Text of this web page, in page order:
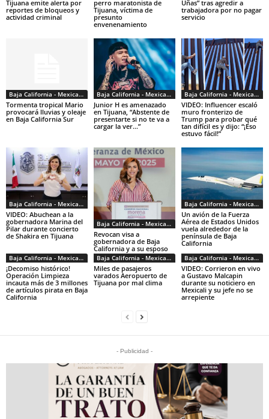
Tijuana emite alerta por
reportes de bloqueos y
actividad criminal
perro maratonista de
Tijuana, víctima de
presunto
envenenamiento
Uñas” tras agredir a
trabajadora por no pagar
servicio
Baja California - Mexicali - Tijuana
Tormenta tropical Mario
provocará lluvias y oleaje
en Baja California Sur
Baja California - Mexicali - Tijuana
Junior H es amenazado
en Tijuana, “Abstente de
presentarte si no te va a
cargar la ver…”
Baja California - Mexicali - Tijuana
VIDEO: Influencer escaló
muro fronterizo de
Trump para probar qué
tan difícil es y dijo: “¡Eso
estuvo fácil!”
Baja California - Mexicali - Tijuana
VIDEO: Abuchean a la
gobernadora Marina del
Pilar durante concierto
de Shakira en Tijuana
Baja California - Mexicali - Tijuana
Revocan visa a
gobernadora de Baja
California y a su esposo
Baja California - Mexicali - Tijuana
Un avión de la Fuerza
Aérea de Estados Unidos
vuela alrededor de la
península de Baja
California
Baja California - Mexicali - Tijuana
¡Decomiso histórico!
Operación Limpieza
incauta más de 3 millones
de artículos pirata en Baja
California
Baja California - Mexicali - Tijuana
Miles de pasajeros
varados Aeropuerto de
Tijuana por mal clima
Baja California - Mexicali - Tijuana
VIDEO: Corrieron en vivo
a Gustavo Malcapin
durante su noticiero en
Mexicali y su jefe no se
arrepiente
- Publicidad -